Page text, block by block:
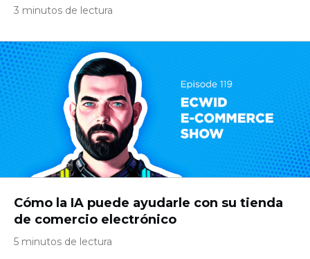
3 minutos de lectura
Cómo la IA puede ayudarle con su tienda
de comercio electrónico
5 minutos de lectura